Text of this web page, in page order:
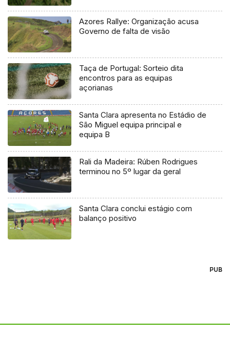
Azores Rallye: Organização acusa
Governo de falta de visão
Taça de Portugal: Sorteio dita
encontros para as equipas
açorianas
Santa Clara apresenta no Estádio de
São Miguel equipa principal e
equipa B
Rali da Madeira: Rúben Rodrigues
terminou no 5º lugar da geral
Santa Clara conclui estágio com
balanço positivo
PUB